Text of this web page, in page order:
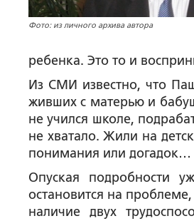
Фото: из личного архива автора
ребенка. Это то и
Из СМИ известно, что
живших с матерью и
не учился школе,
не хватало. Жили на
понимания или догадок…
Опуская подробности
остановится на
наличие двух